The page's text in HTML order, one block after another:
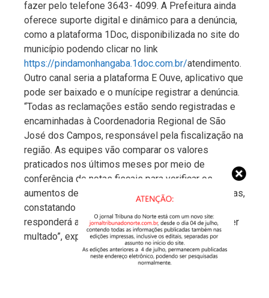
fazer pelo telefone 3643- 4099. A Prefeitura ainda
oferece suporte digital e dinâmico para a denúncia,
como a plataforma 1Doc, disponibilizada no site do
município podendo clicar no link
https://pindamonhangaba.1doc.com.br/atendimento.
Outro canal seria a plataforma E Ouve, aplicativo que
pode ser baixado e o munícipe registrar a denúncia.
“Todas as reclamações estão sendo registradas e
encaminhadas à Coordenadoria Regional de São
José dos Campos, responsável pela fiscalização na
região. As equipes vão comparar os valores
praticados nos últimos meses por meio de
conferência de notas fiscais para verificar os
aumentos de preços praticados nestes últimos dias,
constatando a irregularidade, o estabelecimento
responderá a processo administrativo e deverá ser
multado”, explicou Fábio Ferreira.